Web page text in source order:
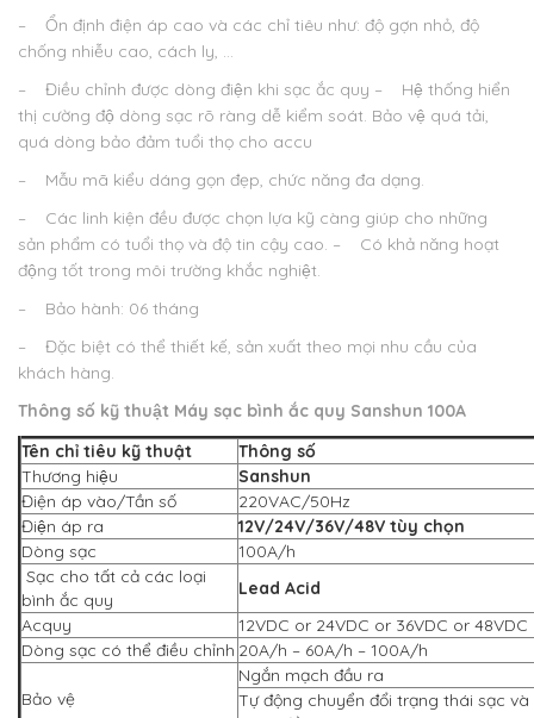
– Ổn định điện áp cao và các chỉ tiêu như: độ gợn nhỏ, độ
chống nhiễu cao, cách ly, …
– Điều chỉnh được dòng điện khi sạc ắc quy – Hệ thống hiển
thị cường độ dòng sạc rõ ràng dễ kiểm soát. Bảo vệ quá tải,
quá dòng bảo đảm tuổi thọ cho accu
– Mẫu mã kiểu dáng gọn đẹp, chức năng đa dạng.
– Các linh kiện đều được chọn lựa kỹ càng giúp cho những
sản phẩm có tuổi thọ và độ tin cậy cao. – Có khả năng hoạt
động tốt trong môi trường khắc nghiệt.
– Bảo hành: 06 tháng
– Đặc biệt có thể thiết kế, sản xuất theo mọi nhu cầu của
khách hàng.
Thông số kỹ thuật Máy sạc bình ắc quy Sanshun 100A
Tên chỉ tiêu kỹ thuật
Thông số
Thương hiệu
Sanshun
Điện áp vào/Tần số
220VAC/50Hz
Điện áp ra
12V/24V/36V/48V tùy chọn
Dòng sạc
100A/h
Sạc cho tất cả các loại
bình ắc quy
Lead Acid
Acquy
12VDC or 24VDC or 36VDC or 48VDC
Dòng sạc có thể điều chỉnh 20A/h – 60A/h – 100A/h
Bảo vệ
Ngắn mạch đầu ra
Tự động chuyển đổi trạng thái sạc